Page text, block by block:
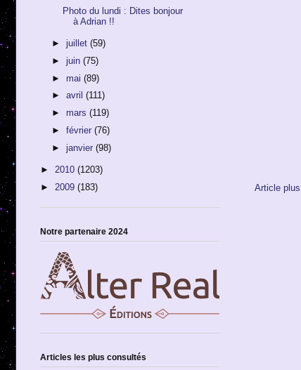
Article
Photo du lundi : Dites bonjour
à Adrian !!
► juillet (59)
► juin (75)
► mai (89)
► avril (111)
► mars (119)
► février (76)
► janvier (98)
► 2010 (1203)
► 2009 (183)
Notre partenaire 2024
Articles les plus consultés